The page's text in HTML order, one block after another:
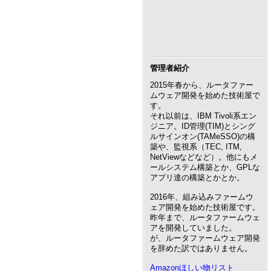
管理者紹介
2015年春から、ルータファー
ムウェア開発を始めた技術屋で
す。
それ以前は、IBM Tivoli系エン
ジニア。ID管理(TIM)とシング
ルサインオン(TAMeSSO)の構
築や、監視系（TEC, ITM,
NetViewなどなど）。他にもメ
ールシステム構築とか、GPLな
アプリ達の構築とかとか。
2016年、組み込みファームウ
ェア開発を始めた技術屋です。
昨年まで、ルータファームウェ
アを開発していました。
が、ルータファームウェア開発
を辞めた訳ではありません。
Amazonほしい物リスト